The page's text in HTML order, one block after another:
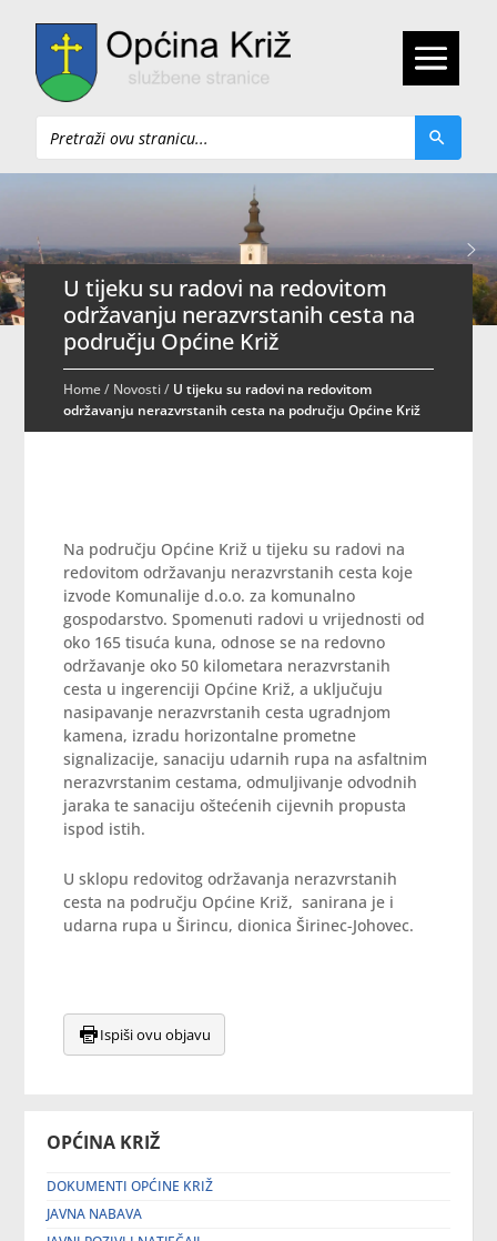
Pretraži
OPĆINA KRIŽ
DOKUMENTI OPĆINE KRIŽ
JAVNA NABAVA
U tijeku su radovi na redovitom
održavanju nerazvrstanih cesta na
području Općine Križ
Home/ Novosti/ U tijeku su radovi na redovitom
održavanju nerazvrstanih cesta na području Općine Križ
Na području Općine Križ u tijeku su radovi na
redovitom održavanju nerazvrstanih cesta koje
izvode Komunalije d.o.o. za komunalno
gospodarstvo. Spomenuti radovi u vrijednosti od
oko 165 tisuća kuna, odnose se na redovno
održavanje oko 50 kilometara nerazvrstanih
cesta u ingerenciji Općine Križ, a uključuju
nasipavanje nerazvrstanih cesta ugradnjom
kamena, izradu horizontalne prometne
signalizacije, sanaciju udarnih rupa na asfaltnim
nerazvrstanim cestama, odmuljivanje odvodnih
jaraka te sanaciju oštećenih cijevnih propusta
ispod istih.
U sklopu redovitog održavanja nerazvrstanih
cesta na području Općine Križ, sanirana je i
udarna rupa u Širincu, dionica Širinec-Johovec.
Ispiši ovu objavu